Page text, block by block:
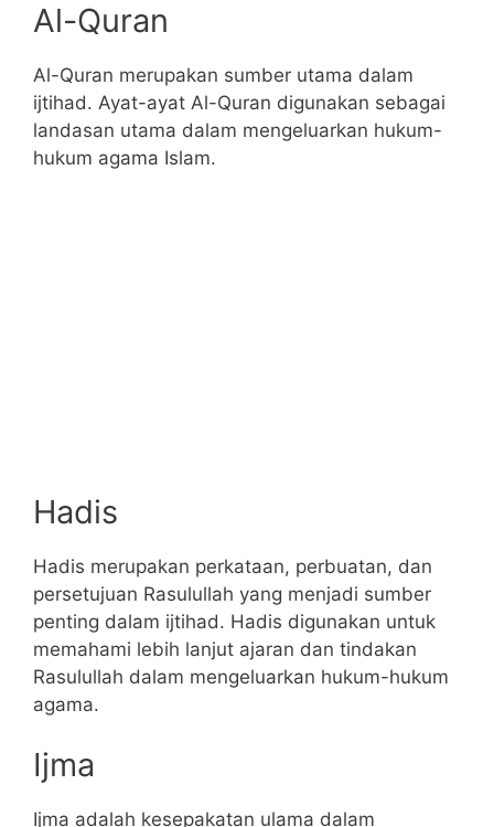
Al-Quran
Al-Quran merupakan sumber utama dalam
ijtihad. Ayat-ayat Al-Quran digunakan sebagai
landasan utama dalam mengeluarkan hukum-
hukum agama Islam.
Hadis
Hadis merupakan perkataan, perbuatan, dan
persetujuan Rasulullah yang menjadi sumber
penting dalam ijtihad. Hadis digunakan untuk
memahami lebih lanjut ajaran dan tindakan
Rasulullah dalam mengeluarkan hukum-hukum
agama.
Ijma
Ijma adalah kesepakatan ulama dalam